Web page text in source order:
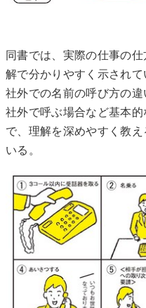
同書では、実際の仕事の
解で分かりやすく示され
社外での名前の呼び方の
社外で呼ぶ場合など基本
で、理解を深めやすく教
いる。